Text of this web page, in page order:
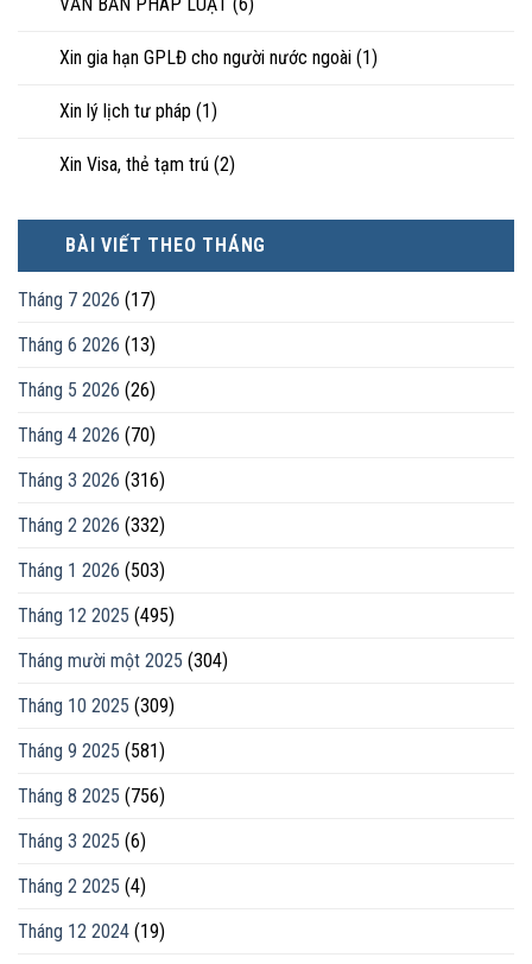
Xin gia hạn GPLĐ cho người nước ngoài (1)
Xin lý lịch tư pháp (1)
Xin Visa, thẻ tạm trú (2)
BÀI VIẾT THEO THÁNG
Tháng 7 2026 (17)
Tháng 6 2026 (13)
Tháng 5 2026 (26)
Tháng 4 2026 (70)
Tháng 3 2026 (316)
Tháng 2 2026 (332)
Tháng 1 2026 (503)
Tháng 12 2025 (495)
Tháng mười một 2025 (304)
Tháng 10 2025 (309)
Tháng 9 2025 (581)
Tháng 8 2025 (756)
Tháng 3 2025 (6)
Tháng 2 2025 (4)
Tháng 12 2024 (19)